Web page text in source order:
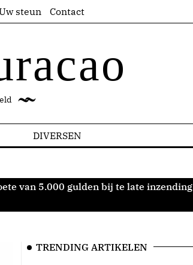
steun Contact
DIVERSEN
van 5.000 gulden bij te late inzending
TRENDING ARTIKELEN